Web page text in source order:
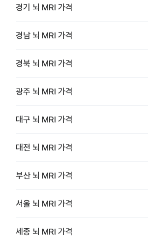
경기 뇌 MRI 가격
경남 뇌 MRI 가격
경북 뇌 MRI 가격
광주 뇌 MRI 가격
대구 뇌 MRI 가격
대전 뇌 MRI 가격
부산 뇌 MRI 가격
서울 뇌 MRI 가격
세종 뇌 MRI 가격